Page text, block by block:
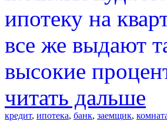
ипотеку на
все же выдают
высокие
читать дальше
кредит, ипотека, банк, заемщик,